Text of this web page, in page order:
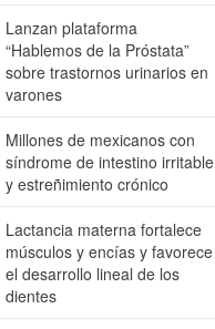
Lanzan plataforma
“Hablemos de la Próstata”
sobre trastornos urinarios en
varones
Millones de mexicanos con
síndrome de intestino irritable
y estreñimiento crónico
Lactancia materna fortalece
músculos y encías y favorece
el desarrollo lineal de los
dientes